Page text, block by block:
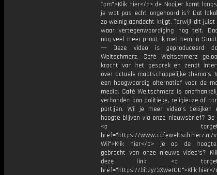
Tom">Klik hier</a> de Nooijer komt
je wat pas echt ongehoord is? Dat
zo weinig aandacht krijgt. Terwijl dit juist
waar vertegenwoordiging nog telt.
nog veel meer praat ik met hem in
--- Deze video is geproduceerd
Weltschmerz. Café Weltschmerz
kracht van het gesprek en zendt
over actuele maatschappelijke thema's.
een hoogwaardig alternatief voor de
media. Café Weltschmerz is
verbonden aan politieke, religieuze of
partijen. Wil je meer video's bekijken
hoogte blijven via onze nieuwsbrief? Ga
<a
href="https://www.cafeweltschmerz.nl/
Wil">Klik hier</a> je op de
gebracht van onze nieuwe video's?
deze link: <a
href="https://bit.ly/3XweTO0">Klik hier</